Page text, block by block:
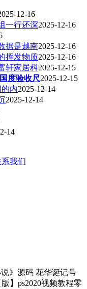
12-16
一行还深2025-12-16
据是越南2025-12-16
挥发物质2025-12-16
轩家居科2025-12-15
度验收尺2025-12-15
内2025-12-14
2025-12-14
14
我们
》源码 花华诞记号
】ps2020视频教程零